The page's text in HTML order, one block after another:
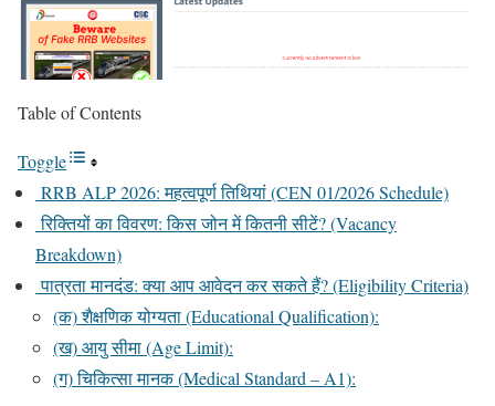
Table of Contents
Toggle
RRB ALP 2026: महत्वपूर्ण तिथियां (CEN 01/2026 Schedule)
रिक्तियों का विवरण: किस जोन में कितनी सीटें? (Vacancy
Breakdown)
पात्रता मानदंड: क्या आप आवेदन कर सकते हैं? (Eligibility Criteria)
(क) शैक्षणिक योग्यता (Educational Qualification):
(ख) आयु सीमा (Age Limit):
(ग) चिकित्सा मानक (Medical Standard – A1):